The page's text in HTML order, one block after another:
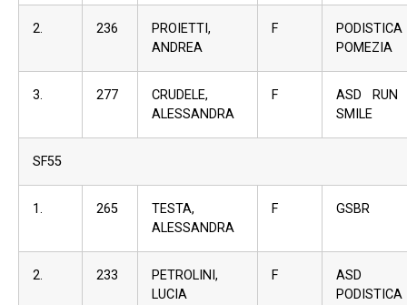
2. 236
PROIETTI,
ANDREA
F
PODISTICA
POMEZIA
3. 277
CRUDELE,
ALESSANDRA
F
ASD RUN
SMILE
SF55
1. 265
TESTA,
ALESSANDRA
F GSBR
2. 233
PETROLINI,
LUCIA
F
ASD
PODISTICA